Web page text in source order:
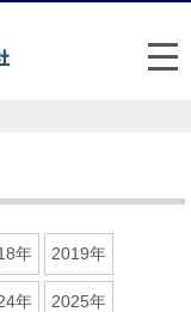
メ
年 2019年
年 2025年